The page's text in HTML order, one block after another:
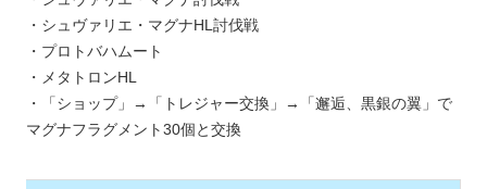
・シュヴァリエ・マグナHL討伐戦
・プロトバハムート
・メタトロンHL
・「ショップ」→「トレジャー交換」→「邂逅、黒銀の翼」で
マグナフラグメント30個と交換